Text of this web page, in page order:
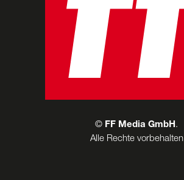
© FF Media GmbH .
Alle Rechte vorbehalten